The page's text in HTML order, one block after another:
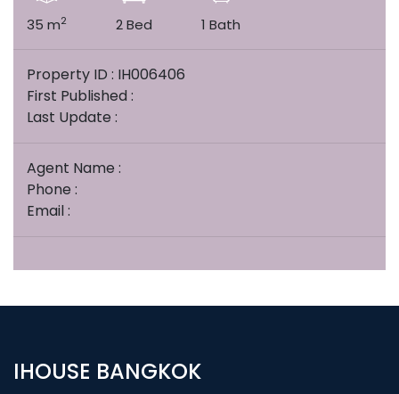
35 m2 2 Bed 1 Bath
Property ID : IH006406
First Published :
Last Update :
Agent Name :
Phone :
Email :
IHOUSE BANGKOK